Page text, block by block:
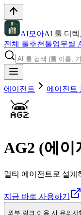
AI모아AI 툴 디렉
전체 툴추천툴업무별
에이전트 에이전트
AG2 (에이
멀티 에이전트로 설계
지금 바로 사용하기
외부 링크 이용 시 유의사